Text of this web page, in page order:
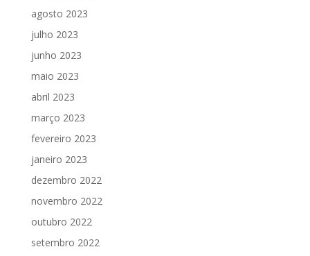
agosto 2023
julho 2023
junho 2023
maio 2023
abril 2023
março 2023
fevereiro 2023
janeiro 2023
dezembro 2022
novembro 2022
outubro 2022
setembro 2022